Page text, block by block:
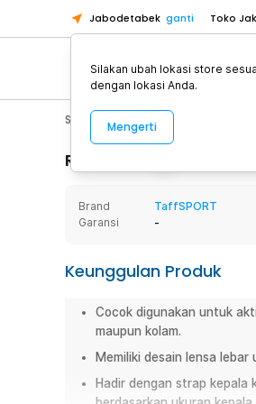
Jabodetabek ganti Toko
Toko
Toko
Pick n
Pick n
Toko
Toko
Pick n
Sport & Outdoor Olahraga
Rincian Produk
Brand
TaffSPORT
Garansi
-
Keunggulan Produk
Cocok digunakan untuk
maupun kolam.
Memiliki desain lensa
Hadir dengan strap kepala
Silakan ubah lokasi store
dengan lokasi Anda.
Mengerti